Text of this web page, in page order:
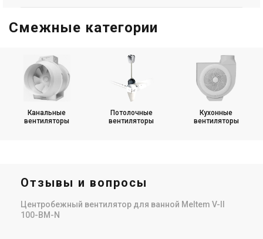
Смежные категории
Канальные
вентиляторы
Потолочные
вентиляторы
Кухонные
вентиляторы
Отзывы и вопросы
Центробежный вентилятор для ванной Meltem V-II
100-BM-N